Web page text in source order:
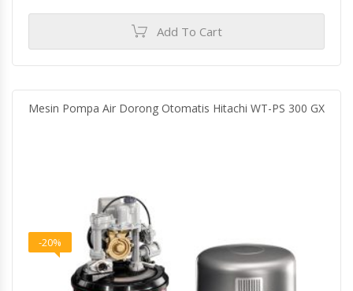
Add To Cart
Mesin Pompa Air Dorong Otomatis Hitachi WT-PS 300 GX
-20%